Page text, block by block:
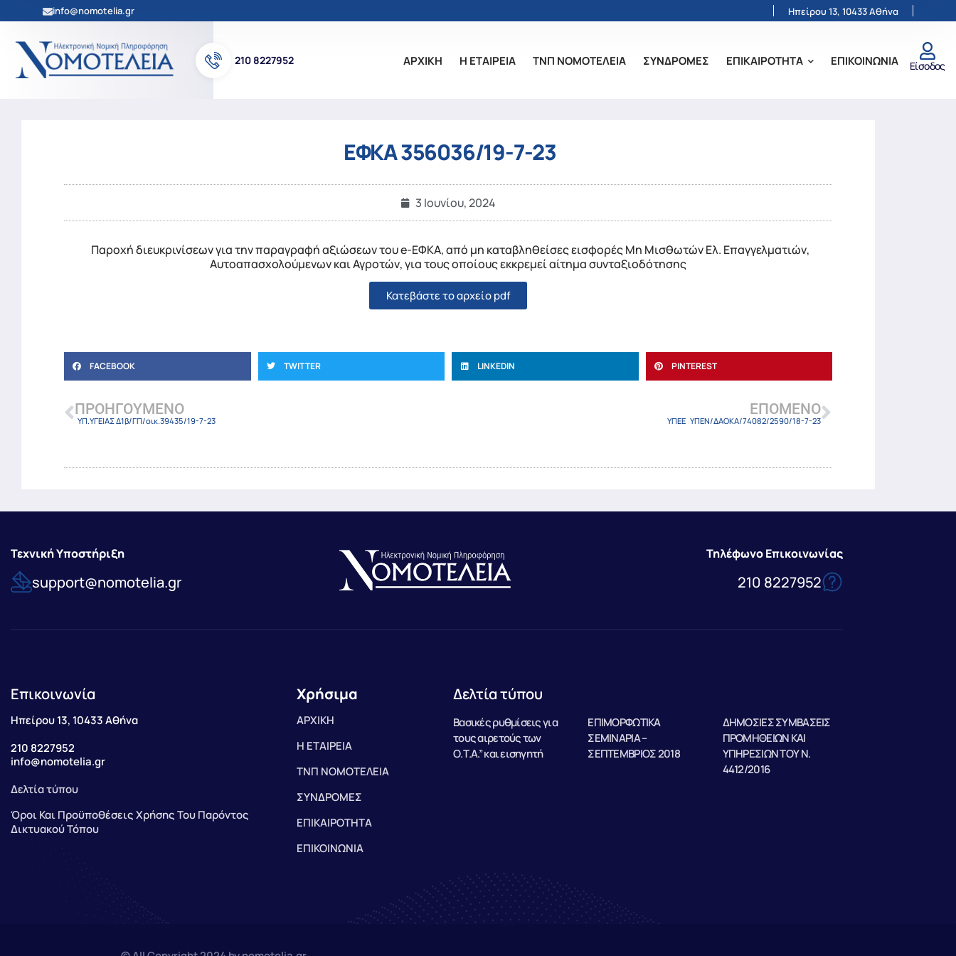
info@nomotelia.gr Ηπείρου 13, 10433 Αθήνα
210 8227952 ΑΡΧΙΚΗ Η ΕΤΑΙΡΕΙΑ ΤΝΠ ΝΟΜΟΤΕΛΕΙΑ ΣΥΝΔΡΟΜΕΣ ΕΠΙΚΑΙΡΟΤΗΤΑ ΕΠΙΚΟΙΝΩΝΙΑ Είσοδος
ΕΦΚΑ 356036/19-7-23
3 Ιουνίου, 2024
Παροχή διευκρινίσεων για την παραγραφή αξιώσεων του e-ΕΦΚΑ, από μη καταβληθείσες εισφορές Μη Μισθωτών Ελ. Επαγγελματιών,
Αυτοαπασχολούμενων και Αγροτών, για τους οποίους εκκρεμεί αίτημα συνταξιοδότησης
Κατεβάστε το αρχείο pdf
FACEBOOK TWITTER LINKEDIN PINTEREST
ΠΡΟΗΓΟΎΜΕΝΟ
ΥΠ.ΥΓΕΙΑΣ Δ1β/ΓΠ/οικ.39435/19-7-23
ΕΠΌΜΕΝΟ
ΥΠΕΕ ΥΠΕΝ/ΔΑΟΚΑ/74082/2590/18-7-23
Τεχνική Υποστήριξη
support@nomotelia.gr
Τηλέφωνο Επικοινωνίας
210 8227952
Επικοινωνία
Ηπείρου 13, 10433 Αθήνα
210 8227952
info@nomotelia.gr
Δελτία τύπου
Όροι Και Προϋποθέσεις Χρήσης Του Παρόντος
Δικτυακού Τόπου
Χρήσιμα
ΑΡΧΙΚΗ
Η ΕΤΑΙΡΕΙΑ
ΤΝΠ ΝΟΜΟΤΕΛΕΙΑ
ΣΥΝΔΡΟΜΕΣ
ΕΠΙΚΑΙΡΟΤΗΤΑ
ΕΠΙΚΟΙΝΩΝΙΑ
Δελτία τύπου
Βασικές ρυθμίσεις για
τους αιρετούς των
Ο.Τ.Α.” και εισηγητή
ΕΠΙΜΟΡΦΩΤΙΚΑ
ΣΕΜΙΝΑΡΙΑ –
ΣΕΠΤΕΜΒΡΙΟΣ 2018
ΔΗΜΟΣΙΕΣ ΣΥΜΒΑΣΕΙΣ
ΠΡΟΜΗΘΕΙΩΝ ΚΑΙ
ΥΠΗΡΕΣΙΩΝ ΤΟΥ Ν.
4412/2016